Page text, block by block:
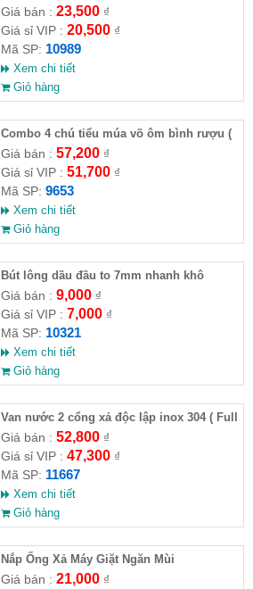
Giá bán : 23,500₫
Giá sỉ VIP : 20,500₫
Mã SP: 10989
Xem chi tiết
Giỏ hàng
Combo 4 chú tiểu múa võ ôm bình rượu (
HĐ )
Giá bán : 57,200₫
Giá sỉ VIP : 51,700₫
Mã SP: 9653
Xem chi tiết
Giỏ hàng
Bút lông dầu đầu to 7mm nhanh khô
Giá bán : 9,000₫
Giá sỉ VIP : 7,000₫
Mã SP: 10321
Xem chi tiết
Giỏ hàng
Van nước 2 cổng xả độc lập inox 304 ( Full
VAT )
Giá bán : 52,800₫
Giá sỉ VIP : 47,300₫
Mã SP: 11667
Xem chi tiết
Giỏ hàng
Nắp Ống Xả Máy Giặt Ngăn Mùi
Giá bán : 21,000₫